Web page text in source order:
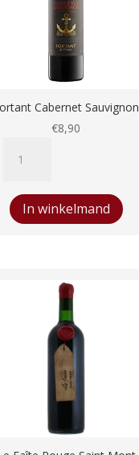
Cabernet Sauvignon
€8,90
Cabernet
aantalIn winkelmand